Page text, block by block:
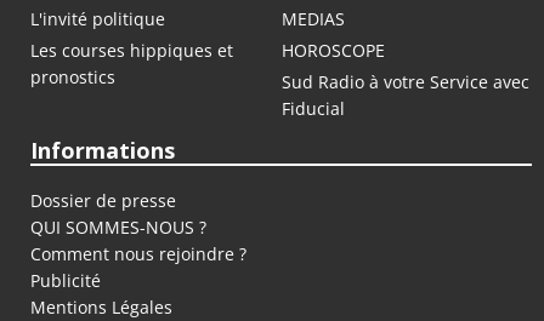
L'invité politique
MEDIAS
Les courses hippiques et
pronostics
HOROSCOPE
Sud Radio à votre Service avec
Fiducial
Informations
Dossier de presse
QUI SOMMES-NOUS ?
Comment nous rejoindre ?
Publicité
Mentions Légales